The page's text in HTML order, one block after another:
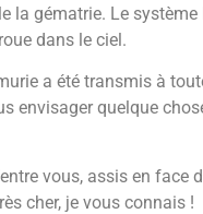
la gématrie. Le
dans le ciel.
a été transmis à
quelque
vous, assis en
cher, je vous connais !